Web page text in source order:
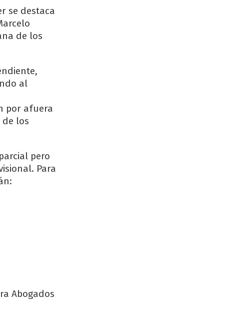
se destaca
de los
al
por afuera
de los
pero
Para
Abogados